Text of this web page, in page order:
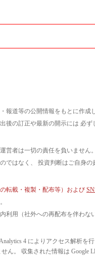
報道等の公開情報をもとに作
後の訂正や最新の開示には 必
営者は一切の責任を負いません。
ではなく、 投資判断はご自身の
転載・複製・配布等）および
利用（社外への再配布を伴わな
4 によりアクセス解析
ん。 収集された情報は